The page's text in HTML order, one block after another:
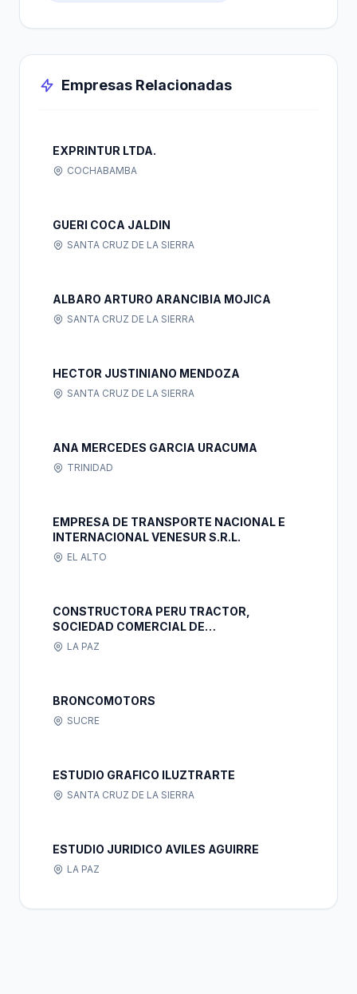
Empresas Relacionadas
EXPRINTUR LTDA.
COCHABAMBA
GUERI COCA JALDIN
SANTA CRUZ DE LA SIERRA
ALBARO ARTURO ARANCIBIA MOJICA
SANTA CRUZ DE LA SIERRA
HECTOR JUSTINIANO MENDOZA
SANTA CRUZ DE LA SIERRA
ANA MERCEDES GARCIA URACUMA
TRINIDAD
EMPRESA DE TRANSPORTE NACIONAL E
INTERNACIONAL VENESUR S.R.L.
EL ALTO
CONSTRUCTORA PERU TRACTOR,
SOCIEDAD COMERCIAL DE
RESPONSABILIDAD LIMITADA Sucursal
LA PAZ
BRONCOMOTORS
SUCRE
ESTUDIO GRAFICO ILUZTRARTE
SANTA CRUZ DE LA SIERRA
ESTUDIO JURIDICO AVILES AGUIRRE
LA PAZ